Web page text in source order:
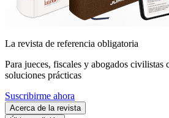
La revista de referencia obligatoria
Para jueces, fiscales y abogados
soluciones prácticas
Suscribirme ahora
Acerca de la revista